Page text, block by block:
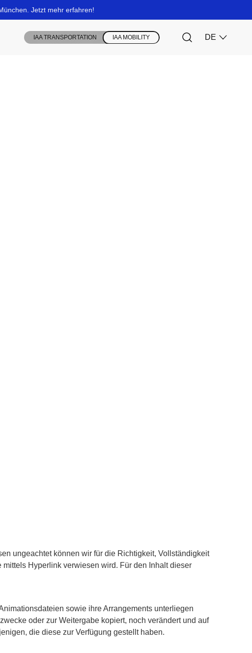
ungeachtet können wir für die Richtigkeit, Vollständigkeit
Hyperlink verwiesen wird. Für den Inhalt dieser
sowie ihre Arrangements unterliegen
oder zur Weitergabe kopiert, noch verändert und auf
die diese zur Verfügung gestellt haben.